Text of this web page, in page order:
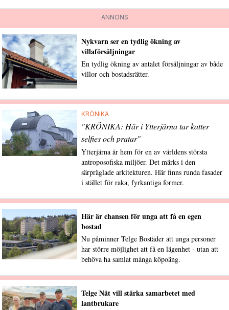
ANNONS
Nykvarn ser en tydlig ökning av
villaförsäljningar
En tydlig ökning av antalet försäljningar av både
villor och bostadsrätter.
KRÖNIKA
"KRÖNIKA: Här i Ytterjärna tar katter
selfies och pratar"
Ytterjärna är hem för en av världens största
antroposofiska miljöer. Det märks i den
särpräglade arkitekturen. Här finns runda fasader
i stället för raka, fyrkantiga former.
Här är chansen för unga att få en egen
bostad
Nu påminner Telge Bostäder att unga personer
har större möjlighet att få en lägenhet - utan att
behöva ha samlat många köpoäng.
Telge Nät vill stärka samarbetet med
lantbrukare